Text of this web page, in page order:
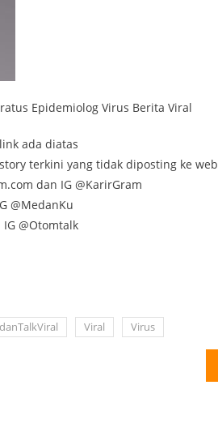
Epidemiolog Virus Berita Viral
ada diatas
terkini yang tidak diposting ke web
dan IG @KarirGram
@MedanKu
@Otomtalk
Viral Virus